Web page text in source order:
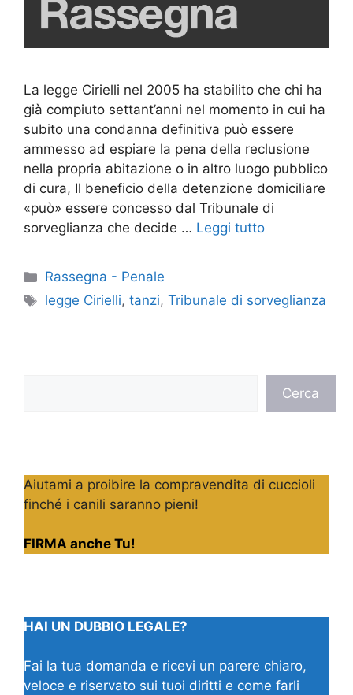
La legge Cirielli nel 2005 ha stabilito che chi ha
già compiuto settant’anni nel momento in cui ha
subito una condanna definitiva può essere
ammesso ad espiare la pena della reclusione
nella propria abitazione o in altro luogo pubblico
di cura, Il beneficio della detenzione domiciliare
«può» essere concesso dal Tribunale di
sorveglianza che decide … Leggi tutto
Categorie
Rassegna - Penale
Tag
legge Cirielli,tanzi,Tribunale di sorveglianza
Cerca
Aiutami a proibire la compravendita di cuccioli
finché i canili saranno pieni!
FIRMA anche Tu!
HAI UN DUBBIO LEGALE?
Fai la tua domanda e ricevi un parere chiaro,
veloce e riservato sui tuoi diritti e come farli